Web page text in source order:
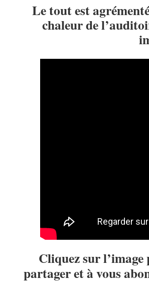
Le tout est
chaleur de
Cliquez sur l’image
partager et à vous